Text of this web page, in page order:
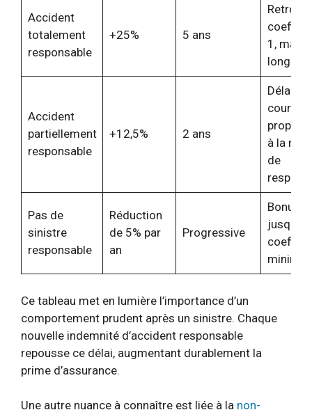
Accident
totalement
responsable
+25% 5 ans
1,
longue
Accident
partiellement
responsable
+12,5% 2 ans
Délai
court
à la
de
Pas de
sinistre
responsable
Réduction
de 5% par
an
Progressive
Bonus
jusqu’au
minimal
Ce tableau met en lumière l’importance d’un
comportement prudent après un sinistre. Chaque
nouvelle indemnité d’accident responsable
repousse ce délai, augmentant durablement la
prime d’assurance.
Une autre nuance à connaître est liée à la non-